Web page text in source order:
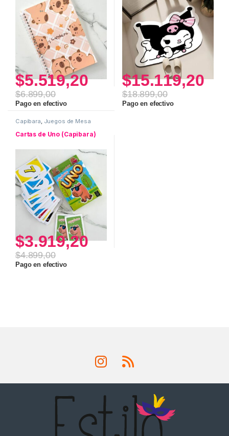
$5.519,20
$6.899,00
Pago en efectivo
$15.119,20
$18.899,00
Pago en efectivo
Capibara, Juegos de Mesa
Cartas de Uno (Capibara)
$3.919,20
$4.899,00
Pago en efectivo